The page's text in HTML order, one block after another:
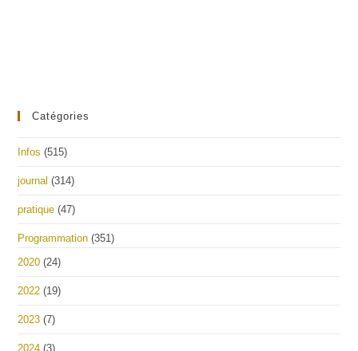
Catégories
Infos (515)
journal (314)
pratique (47)
Programmation (351)
2020 (24)
2022 (19)
2023 (7)
2024 (3)